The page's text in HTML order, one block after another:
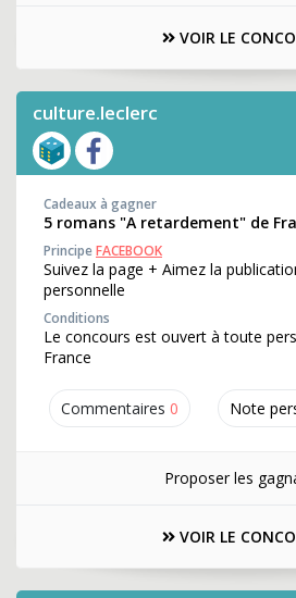
VOIR LE
culture.leclerc
Commentaires 0 Note
Cadeaux à gagner
5 romans "A retardement" de
PrincipeFACEBOOK
Suivez la page + Aimez la
personnelle
Conditions
Le concours est ouvert à toute
France
Proposer les
VOIR LE